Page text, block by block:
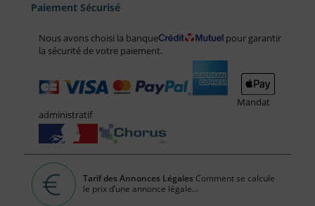
Paiement Sécurisé
Nous avons choisi la banque
pour garantir
la sécurité de votre paiement.
Mandat
administratif
Tarif des Annonces Légales Comment se calcule
le prix d’une annonce légale...